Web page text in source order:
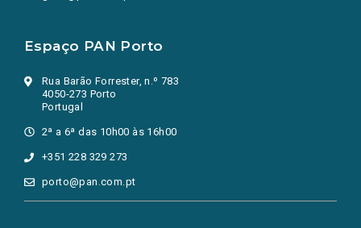
Espaço PAN Porto
Rua Barão Forrester, n.º 783
4050-273 Porto
Portugal
2ª a 6ª das 10h00 às 16h00
+351 228 329 273
porto@pan.com.pt